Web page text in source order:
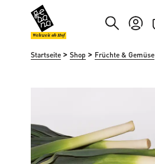
Hauptinhalt springen
Zur Suche springen
Weltweit ab Hof
Startseite > Shop > Früchte & Gemüse